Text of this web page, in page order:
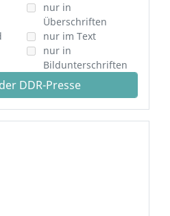
nur in
Überschriften
nur im Text
nur in
Bildunterschriften
DDR-Presse